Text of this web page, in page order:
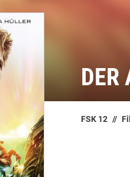
DER
FSK 12